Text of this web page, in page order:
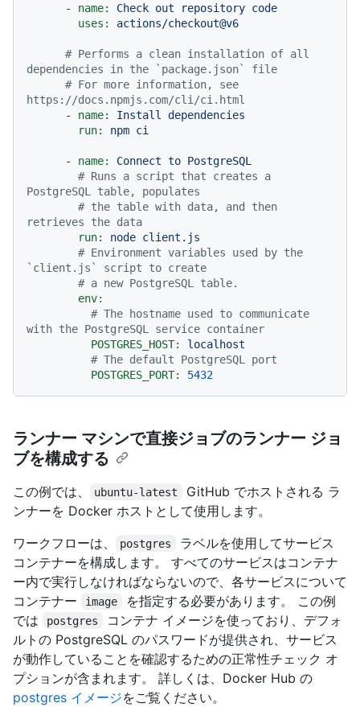
-
name: Check out repository code
uses:
actions/checkout@v6
# Performs a clean installation of all
dependencies in the `package.json` file
# For more information, see
https://docs.npmjs.com/cli/ci.html
-
name: Install
dependencies
run:
npm ci
- name: Connect to PostgreSQL
# Runs a script that creates a
PostgreSQL table, populates
# the table with data, and then
retrieves the data
run:
node client.js
# Environment variables used by the
`client.js` script to create
# a new PostgreSQL table.
env:
# The hostname used to communicate
with the PostgreSQL service container
POSTGRES_HOST:
localhost
# The default PostgreSQL port
POSTGRES_PORT:
5432
ランナー マシンで直接ジョブのランナー ジョ
ブを構成する
この例では、 ubuntu-latest
GitHub でホストされる ラ
ンナーを Docker ホストとして使用します。
ワークフローは、
postgres
ラベルを使用してサービス
コンテナーを構成します。 すべてのサービスはコンテナ
ー内で実行しなければならないので、各サービスについて
コンテナー
image
を指定する必要があります。 この例
では
postgres
コンテナ イメージを使っており、デフォ
ルトの PostgreSQL のパスワードが提供され、サービス
が動作していることを確認するための正常性チェック オ
プションが含まれます。 詳しくは、Docker Hub の
postgres イメージをご覧ください。